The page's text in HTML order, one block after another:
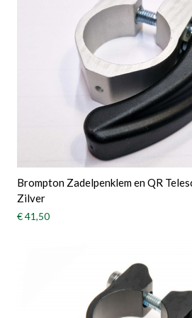
Brompton Zadelpenklem en QR
Zilver
€ 41,50